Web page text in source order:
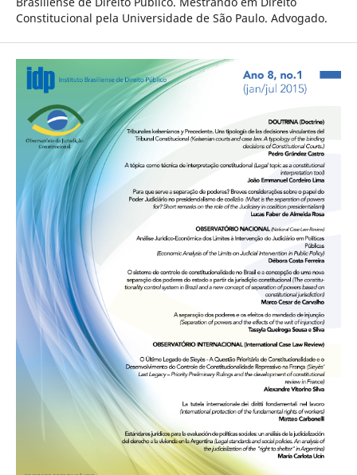
Constitucional pela Universidade de São Paulo. Advogado.